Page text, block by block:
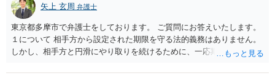
矢上 玄周 弁護士
東京都多摩市で弁護士をしております。 ご質問にお答えいたします。
１について 相手方から設定された期限を守る法的義務はありません。
しかし、相手方と円滑にやり取りを続けるために、一応期限を守って
が、期限を守らないのもご不安という場合には、「弁護士に相談して